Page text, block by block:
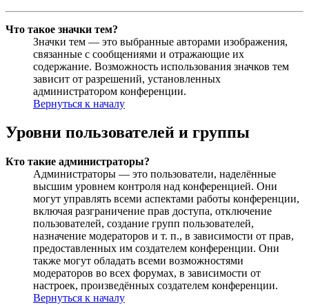
Что такое значки тем?
Значки тем — это выбранные авторами изображения,
связанные с сообщениями и отражающие их
содержание. Возможность использования значков тем
зависит от разрешений, установленных
администратором конференции.
Вернуться к началу
Уровни пользователей и группы
Кто такие администраторы?
Администраторы — это пользователи, наделённые
высшим уровнем контроля над конференцией. Они
могут управлять всеми аспектами работы конференции,
включая разграничение прав доступа, отключение
пользователей, создание групп пользователей,
назначение модераторов и т. п., в зависимости от прав,
предоставленных им создателем конференции. Они
также могут обладать всеми возможностями
модераторов во всех форумах, в зависимости от
настроек, произведённых создателем конференции.
Вернуться к началу